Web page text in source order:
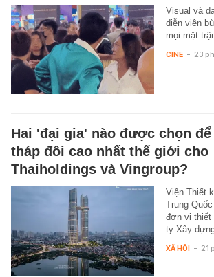
Visual và
diễn viên
mọi mặt
CINE - 23
Hai 'đại gia' nào được chọn
tháp đôi cao nhất thế giới cho
Thaiholdings và Vingroup?
Viện Thiết
Trung
đơn vị thiết
ty Xây
XÃ HỘI - 21